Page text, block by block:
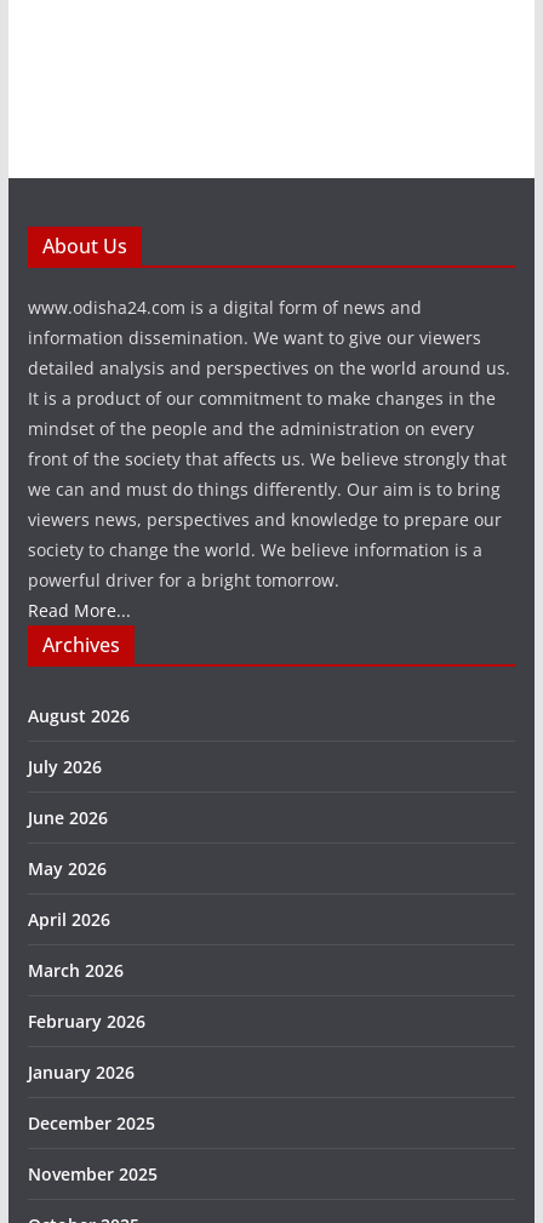
About Us
www.odisha24.com is a digital form of news and
information dissemination. We want to give our viewers
detailed analysis and perspectives on the world around us.
It is a product of our commitment to make changes in the
mindset of the people and the administration on every
front of the society that affects us. We believe strongly that
we can and must do things differently. Our aim is to bring
viewers news, perspectives and knowledge to prepare our
society to change the world. We believe information is a
powerful driver for a bright tomorrow.
Read More...
Archives
August 2026
July 2026
June 2026
May 2026
April 2026
March 2026
February 2026
January 2026
December 2025
November 2025